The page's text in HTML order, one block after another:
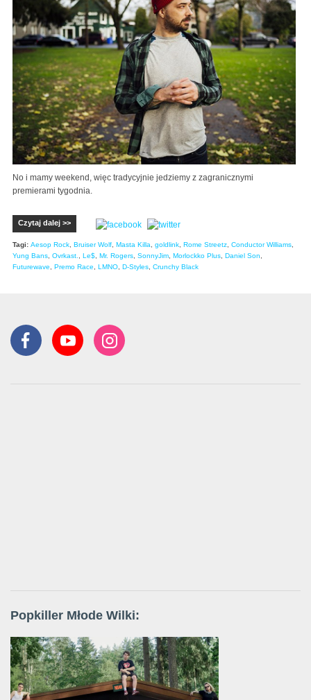
No i mamy weekend, więc tradycyjnie jedziemy z zagranicznymi
premierami tygodnia.
Czytaj dalej >>
Tagi: Aesop Rock, Bruiser Wolf, Masta Killa, goldlink, Rome Streetz, Conductor Williams,
Yung Bans, Ovrkast., Le$, Mr. Rogers, SonnyJim, Morlockko Plus, Daniel Son,
Futurewave, Premo Race, LMNO, D-Styles, Crunchy Black
Popkiller Młode Wilki: